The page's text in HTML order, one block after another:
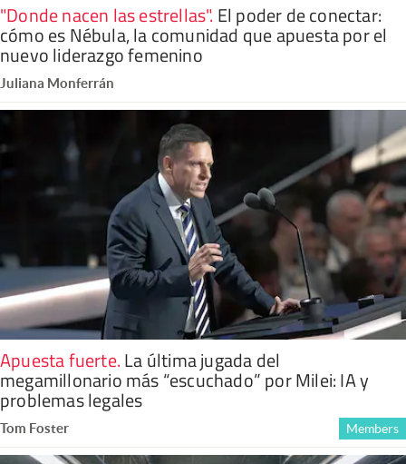
"Donde nacen las estrellas". El poder de conectar:
cómo es Nébula, la comunidad que apuesta por el
nuevo liderazgo femenino
Juliana Monferrán
Apuesta fuerte.La última jugada del
megamillonario más “escuchado” por Milei: IA y
problemas legales
Tom Foster Members